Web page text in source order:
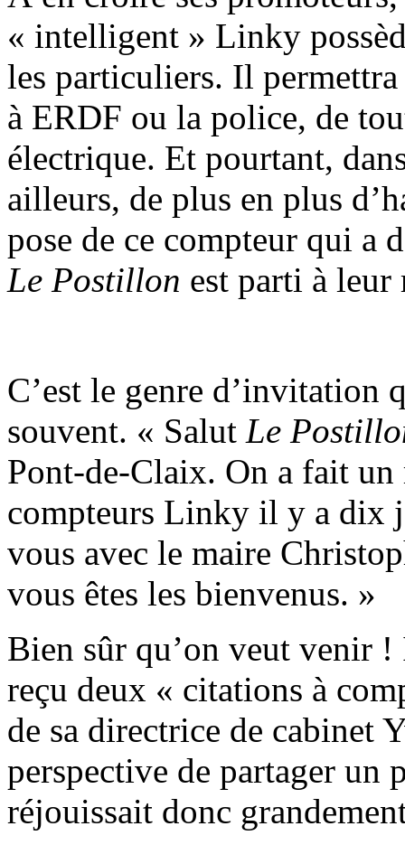
« intelligent » Linky
les particuliers. Il
à ERDF ou la police, de
électrique. Et pourtant,
ailleurs, de plus en plus
pose de ce compteur qui a
Le Postillon est parti à leur
C’est le genre d’invitation
souvent. « Salut Le
Pont-de-Claix. On a fait un
compteurs Linky il y a dix
vous avec le maire
vous êtes les bienvenus. »
Bien sûr qu’on veut venir
reçu deux « citations à
de sa directrice de cabinet
perspective de partager un
réjouissait donc